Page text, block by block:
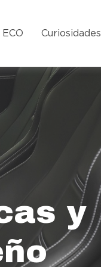
Curiosidades
y